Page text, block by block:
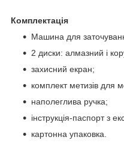
Комплектація
Машина для
2 диски: алмазний і
захисний екран;
комплект метизів для
наполеглива ручка;
інструкція-паспорт з
картонна упаковка.